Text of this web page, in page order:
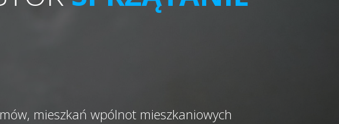
mieszkań wpólnot mieszkaniowych